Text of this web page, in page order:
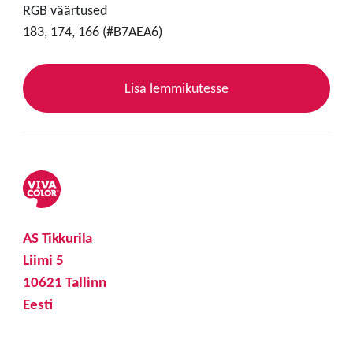
RGB väärtused
183, 174, 166 (#B7AEA6)
Lisa lemmikutesse
AS Tikkurila
Liimi 5
10621 Tallinn
Eesti